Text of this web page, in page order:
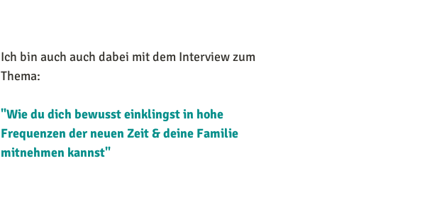
Ich bin auch auch dabei mit dem Interview zum
Thema:
"Wie du dich bewusst einklingst in hohe
Frequenzen der neuen Zeit & deine Familie
mitnehmen kannst"